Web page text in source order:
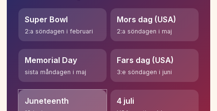
Super Bowl
2:a söndagen i februari
Mors dag (USA)
2:a söndagen i maj
Memorial Day
sista måndagen i maj
Fars dag (USA)
3:e söndagen i juni
Juneteenth 4 juli